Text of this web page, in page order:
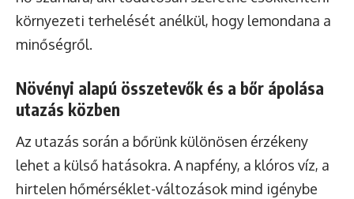
környezeti terhelését anélkül, hogy lemondana a
minőségről.
Növényi alapú összetevők és a bőr ápolása
utazás közben
Az utazás során a bőrünk különösen érzékeny
lehet a külső hatásokra. A napfény, a klóros víz, a
hirtelen hőmérséklet-változások mind igénybe